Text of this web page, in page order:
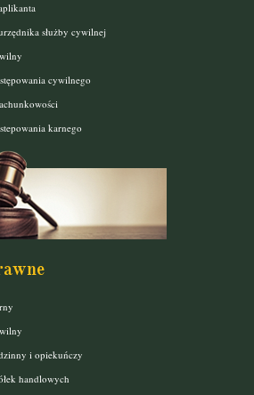
służby cywilnej
cywilnego
karnego
i opiekuńczy
handlowych